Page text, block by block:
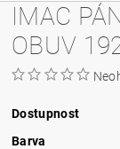
IMAC
OBUV
Dostupnost
Barva